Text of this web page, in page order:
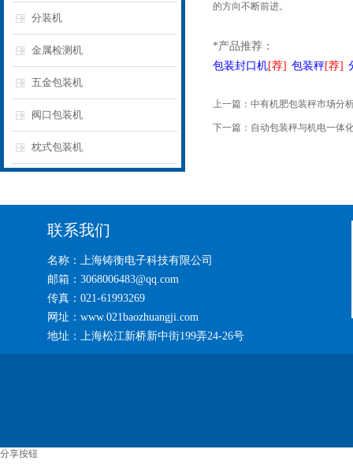
分装机
金属检测机
五金包装机
阀口包装机
枕式包装机
的方向不断前进。
*产品推荐：
包装封口机[荐] 包装秤[荐]
上一篇： 中有机肥包装秤市场分
下一篇： 自动包装秤与机电一体
联系我们
名称：上海铸衡电子科技有限公司
邮箱：3068006483@qq.com
传真：021-61993269
网址：www.021baozhuangji.com
地址：上海松江新桥新中街199弄24-26号
分享按钮